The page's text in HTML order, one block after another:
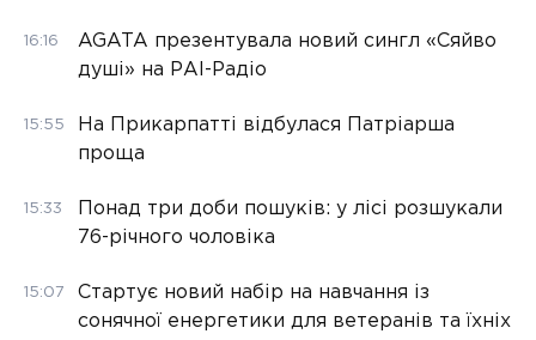
16:16
AGATA презентувала новий сингл «Сяйво
душі» на РАІ-Радіо
15:55
На Прикарпатті відбулася Патріарша
проща
15:33
Понад три доби пошуків: у лісі розшукали
76-річного чоловіка
15:07
Стартує новий набір на навчання із
сонячної енергетики для ветеранів та їхніх